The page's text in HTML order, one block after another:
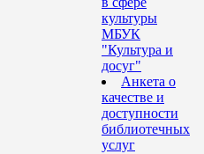
культуры
МБУК
"Культура и
досуг"
Анкета о
качестве и
доступности
библиотечных
услуг